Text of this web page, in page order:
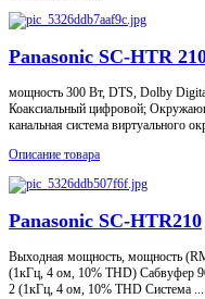
Panasonic SC-HTR
мощность 300 Вт, DTS, Dolby
Коаксиальный цифровой;
канальная система виртуального
Описание товара
Panasonic SC-HTR210
Выходная мощность, мощность
(1кГц, 4 ом, 10% THD) Сабвуфер
2 (1кГц, 4 ом, 10% THD Система ...